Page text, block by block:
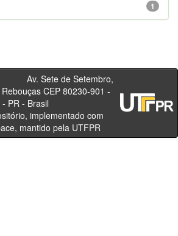
1
de Setembro,
CEP 80230-901 -
- PR - Brasil
implementado com
mantido pela UTFPR